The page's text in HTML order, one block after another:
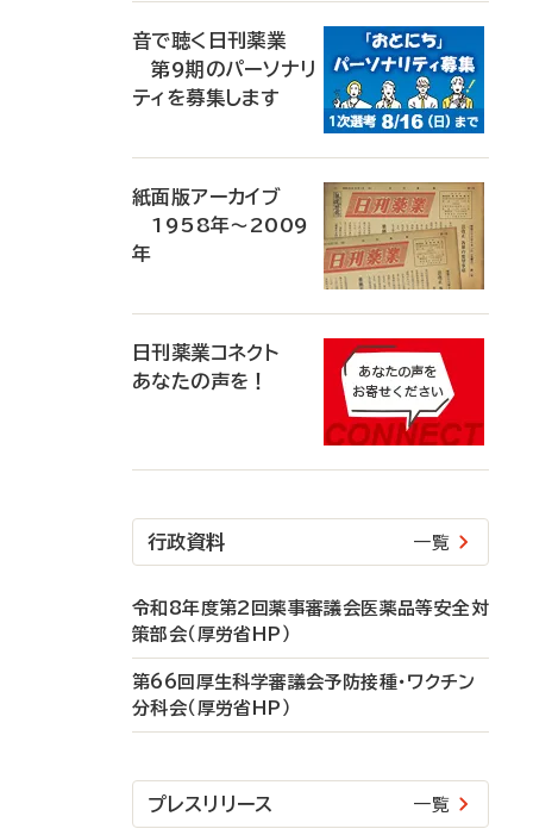
音で聴く日刊薬業
第9期のパーソナリ
ティを募集します
紙面版アーカイブ
1958年～2009
年
日刊薬業コネクト
あなたの声を！
行政資料 一覧
令和8年度第2回薬事審議会医薬品等安全対
策部会（厚労省HP）
第66回厚生科学審議会予防接種・ワクチン
分科会（厚労省HP）
プレスリリース 一覧